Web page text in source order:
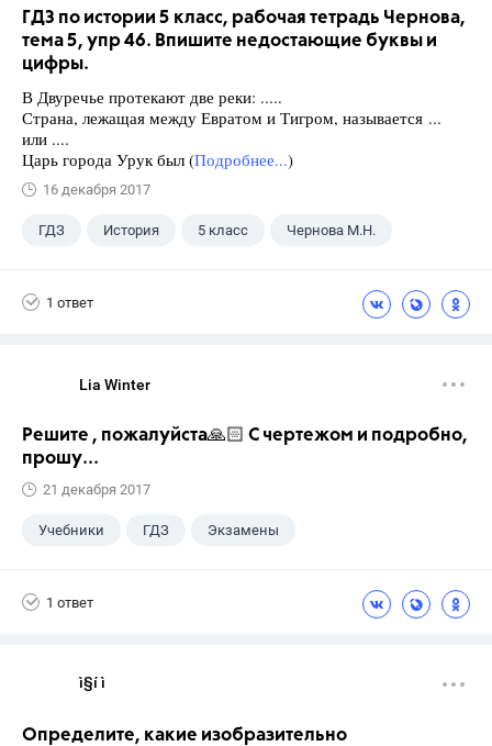
ГДЗ по истории 5 класс, рабочая тетрадь Чернова,
тема 5, упр 46. Впишите недостающие буквы и
цифры.
В Двуречье протекают две реки: .....
Страна, лежащая между Евратом и Тигром, называется ...
или ....
Царь города Урук был (Подробнее...)
16 декабря 2017
ГДЗ История 5 класс Чернова М.Н.
1 ответ
Lia Winter
Решите , пожалуйста🙏🏻 С чертежом и подробно,
прошу...
21 декабря 2017
Учебники ГДЗ Экзамены
1 ответ
ì§í ì 
Определите, какие изобразительно